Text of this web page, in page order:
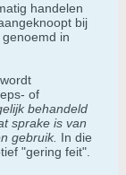
handelen
bij
in
of
behandeld
sprake is van
gebruik. In die
"gering feit".